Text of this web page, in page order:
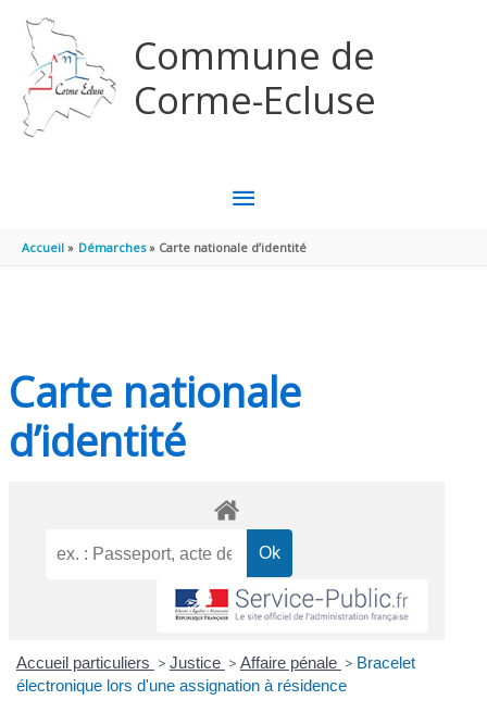
Commune de
Corme-Ecluse
MENU
PRINCIPAL
Accueil Démarches Carte nationale d’identité
Carte nationale
d’identité
Accueil particuliers > Justice > Affaire pénale > Bracelet
électronique lors d'une assignation à résidence